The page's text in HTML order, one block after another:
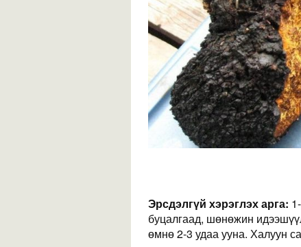
Эрсдэлгүй хэрэглэх арга:
буцалгаад, шөнөжин
өмнө 2-3 удаа ууна. Халуун